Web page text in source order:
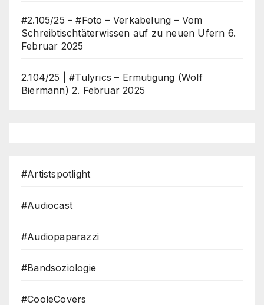
#2.105/25 – #Foto – Verkabelung – Vom
Schreibtischtäterwissen auf zu neuen Ufern 6.
Februar 2025
2.104/25 | #Tulyrics – Ermutigung (Wolf
Biermann) 2. Februar 2025
#Artistspotlight
#Audiocast
#Audiopaparazzi
#Bandsoziologie
#CooleCovers